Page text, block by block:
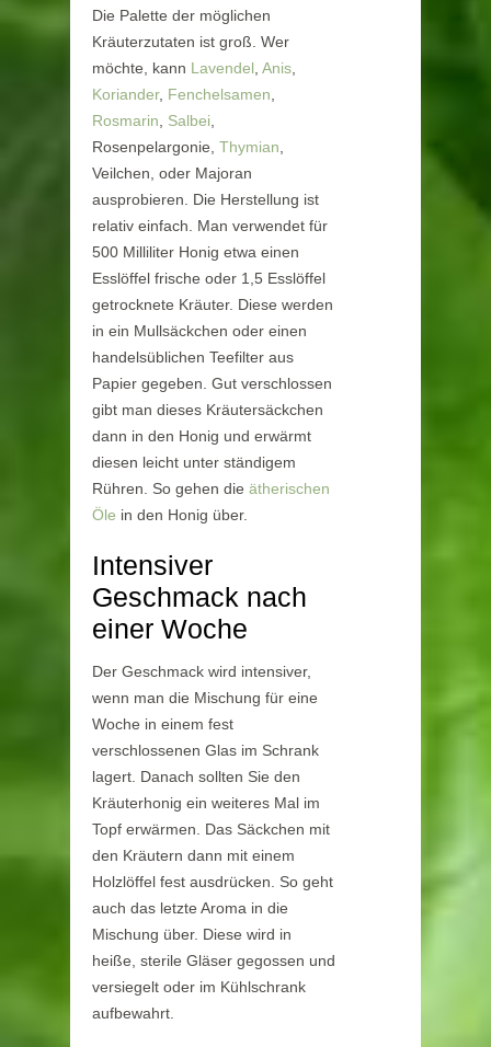
Die Palette der möglichen
Kräuterzutaten ist groß. Wer
möchte, kann Lavendel, Anis,
Koriander, Fenchelsamen,
Rosmarin, Salbei,
Rosenpelargonie, Thymian,
Veilchen, oder Majoran
ausprobieren. Die Herstellung ist
relativ einfach. Man verwendet für
500 Milliliter Honig etwa einen
Esslöffel frische oder 1,5 Esslöffel
getrocknete Kräuter. Diese werden
in ein Mullsäckchen oder einen
handelsüblichen Teefilter aus
Papier gegeben. Gut verschlossen
gibt man dieses Kräutersäckchen
dann in den Honig und erwärmt
diesen leicht unter ständigem
Rühren. So gehen die ätherischen
Öle in den Honig über.
Intensiver
Geschmack nach
einer Woche
Der Geschmack wird intensiver,
wenn man die Mischung für eine
Woche in einem fest
verschlossenen Glas im Schrank
lagert. Danach sollten Sie den
Kräuterhonig ein weiteres Mal im
Topf erwärmen. Das Säckchen mit
den Kräutern dann mit einem
Holzlöffel fest ausdrücken. So geht
auch das letzte Aroma in die
Mischung über. Diese wird in
heiße, sterile Gläser gegossen und
versiegelt oder im Kühlschrank
aufbewahrt.